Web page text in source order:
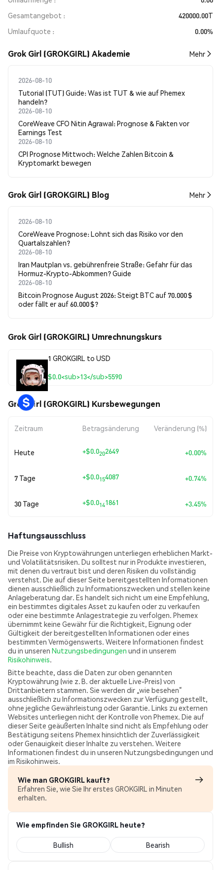
Gesamtangebot
420000.00T
Umlaufquote
0.00%
Grok Girl (GROKGIRL) Akademie Mehr
2026-08-10
Tutorial (TUT) Guide: Was ist TUT & wie auf Phemex
handeln?
2026-08-10
CoreWeave CFO Nitin Agrawal: Prognose & Fakten vor
Earnings Test
2026-08-10
CPI Prognose Mittwoch: Welche Zahlen Bitcoin &
Kryptomarkt bewegen
Grok Girl (GROKGIRL) Blog Mehr
2026-08-10
CoreWeave Prognose: Lohnt sich das Risiko vor den
Quartalszahlen?
2026-08-10
Iran Mautplan vs. gebührenfreie Straße: Gefahr für das
Hormuz-Krypto-Abkommen? Guide
2026-08-10
Bitcoin Prognose August 2026: Steigt BTC auf 70.000 $
oder fällt er auf 60.000 $?
Grok Girl (GROKGIRL) Umrechnungskurs
1 GROKGIRL to USD
$0.0<sub>13</sub>5590
Grok Girl (GROKGIRL) Kursbewegungen
Zeitraum Betragsänderung Veränderung (%)
Heute +$0.0202649 +0.00%
7 Tage +$0.0154087 +0.74%
30 Tage +$0.0141861 +3.45%
Haftungsausschluss
Die Preise von Kryptowährungen unterliegen erheblichen Markt-
und Volatilitätsrisiken. Du solltest nur in Produkte investieren,
mit denen du vertraut bist und deren Risiken du vollständig
verstehst. Die auf dieser Seite bereitgestellten Informationen
dienen ausschließlich zu Informationszwecken und stellen keine
Anlageberatung dar. Es handelt sich nicht um eine Empfehlung,
ein bestimmtes digitales Asset zu kaufen oder zu verkaufen
oder eine bestimmte Anlagestrategie zu verfolgen. Phemex
übernimmt keine Gewähr für die Richtigkeit, Eignung oder
Gültigkeit der bereitgestellten Informationen oder eines
bestimmten Vermögenswerts. Weitere Informationen findest
du in unseren Nutzungsbedingungen und in unserem
Risikohinweis.
Bitte beachte, dass die Daten zur oben genannten
Kryptowährung (wie z. B. der aktuelle Live-Preis) von
Drittanbietern stammen. Sie werden dir „wie besehen“
ausschließlich zu Informationszwecken zur Verfügung gestellt,
ohne jegliche Gewährleistung oder Garantie. Links zu externen
Websites unterliegen nicht der Kontrolle von Phemex. Die auf
dieser Seite geäußerten Inhalte sind nicht als Empfehlung oder
Bestätigung seitens Phemex hinsichtlich der Zuverlässigkeit
oder Genauigkeit dieser Inhalte zu verstehen. Weitere
Informationen findest du in unseren Nutzungsbedingungen und
im Risikohinweis.
Wie man GROKGIRL kauft?
Erfahren Sie, wie Sie Ihr erstes GROKGIRL in Minuten
erhalten.
Wie empfinden Sie GROKGIRL heute?
Bullish Bearish